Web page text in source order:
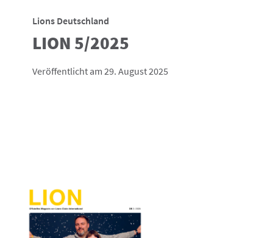
Lions Deutschland
LION 5/2025
Veröffentlicht am 29. August 2025